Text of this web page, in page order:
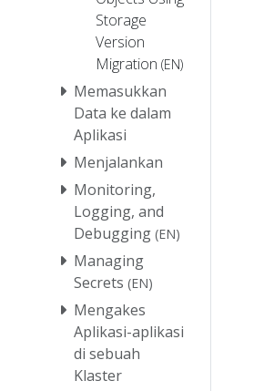
Storage
Version
Migration (EN)
Memasukkan
Data ke dalam
Aplikasi
Menjalankan
Monitoring,
Logging, and
Debugging (EN)
Managing
Secrets (EN)
Mengakes
Aplikasi-aplikasi
di sebuah
Klaster